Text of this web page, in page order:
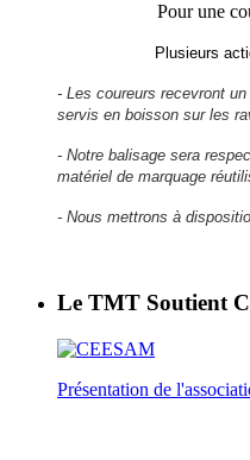
Pour une
Plusieurs
- Les coureurs recevront
servis en boisson sur les
- Notre balisage sera
matériel de marquage
- Nous mettrons à
Le TMT Soutient
Présentation de